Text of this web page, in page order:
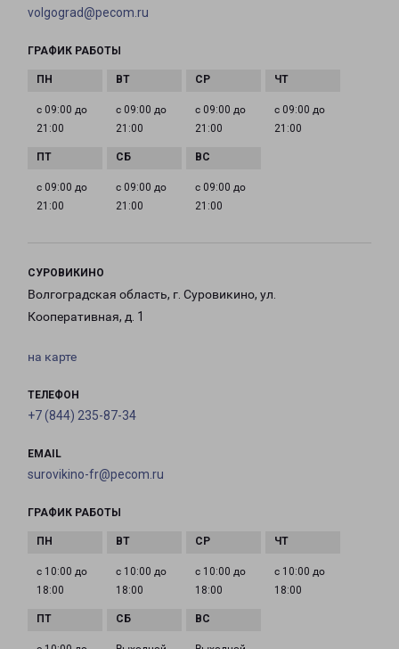
volgograd@pecom.ru
ГРАФИК РАБОТЫ
с 09:00 до
21:00
с 09:00 до
21:00
с 09:00 до
21:00
с 09:00 до
21:00
с 09:00 до
21:00
с 09:00 до
21:00
с 09:00 до
21:00
СУРОВИКИНО
Волгоградская область, г. Суровикино, ул.
Кооперативная, д. 1
на карте
ТЕЛЕФОН
+7 (844) 235-87-34
EMAIL
surovikino-fr@pecom.ru
ГРАФИК РАБОТЫ
с 10:00 до
18:00
с 10:00 до
18:00
с 10:00 до
18:00
с 10:00 до
18:00